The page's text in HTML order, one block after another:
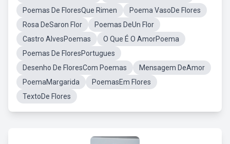
Poemas De FloresQue Rimen
Poema VasoDe Flores
Rosa DeSaron Flor
Poemas DeUn Flor
Castro AlvesPoemas
O Que É O AmorPoema
Poemas De FloresPortugues
Desenho De FloresCom Poemas
Mensagem DeAmor
PoemaMargarida
PoemasEm Flores
TextoDe Flores